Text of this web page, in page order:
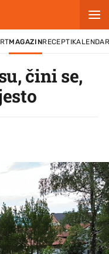
MAGAZINRECEPTI
čini se,